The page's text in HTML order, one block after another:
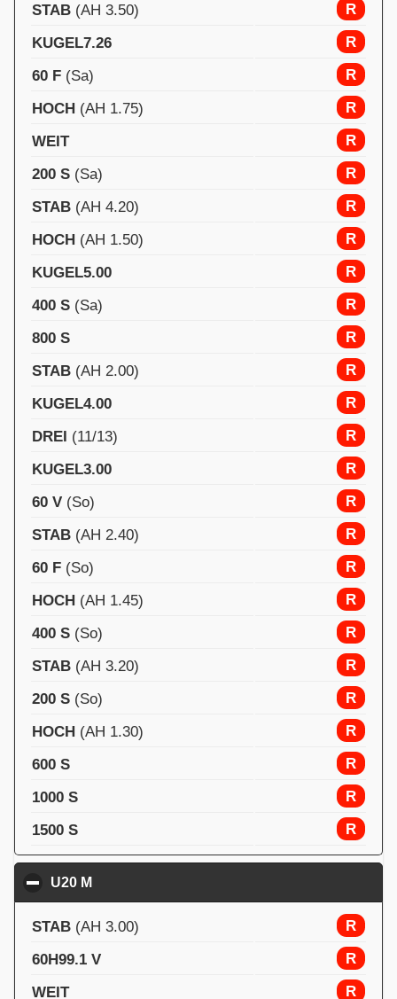
STAB (AH 3.50)
R
KUGEL7.26
R
60 F (Sa)
R
HOCH (AH 1.75)
R
WEIT
R
200 S (Sa)
R
STAB (AH 4.20)
R
HOCH (AH 1.50)
R
KUGEL5.00
R
400 S (Sa)
R
800 S
R
STAB (AH 2.00)
R
KUGEL4.00
R
DREI (11/13)
R
KUGEL3.00
R
60 V (So)
R
STAB (AH 2.40)
R
60 F (So)
R
HOCH (AH 1.45)
R
400 S (So)
R
STAB (AH 3.20)
R
200 S (So)
R
HOCH (AH 1.30)
R
600 S
R
1000 S
R
1500 S
R
U20 M
STAB (AH 3.00)
R
60H99.1 V
R
WEIT
R